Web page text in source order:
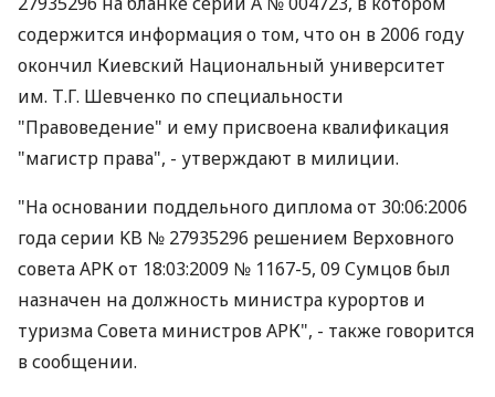
содержится информация о том, что он в 2006 году
окончил Киевский Национальный университет
им. Т.Г. Шевченко по специальности
"Правоведение" и ему присвоена квалификация
"магистр права", - утверждают в милиции.
"На основании поддельного диплома от 30:06:2006
года серии KB № 27935296 решением Верховного
совета АРК от 18:03:2009 № 1167-5, 09 Сумцов был
назначен на должность министра курортов и
туризма Совета министров АРК", - также говорится
в сообщении.